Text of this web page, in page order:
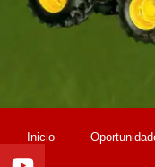
Inicio
Youtube
Facebook
Twitter
Linkedin
Instagram